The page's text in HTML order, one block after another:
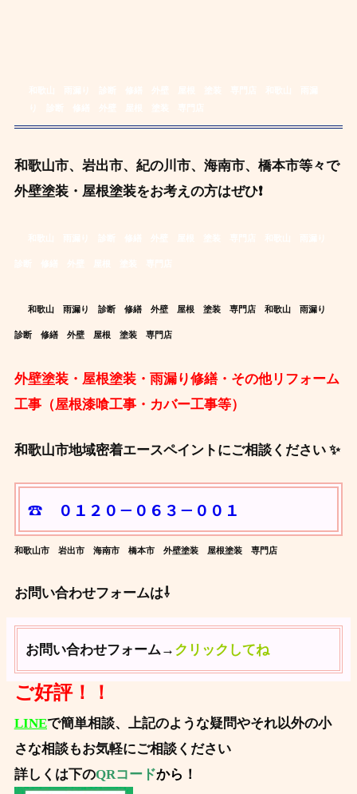
和歌山市、岩出市、紀の川市、海南市、橋本市等々で
外壁塗装・屋根塗装をお考えの方はぜひ❗
和歌山 雨漏り 診断 修繕 外壁 屋根 塗装 専門店 和歌山 雨漏り
診断 修繕 外壁 屋根 塗装 専門店
外壁塗装・屋根塗装・雨漏り修繕・その他リフォーム
工事（屋根漆喰工事・カバー工事等）
和歌山市地域密着エースペイントにご相談ください ✨
☎ ０１２０－０６３－００１
和歌山市 岩出市 海南市 橋本市 外壁塗装 屋根塗装 専門店
お問い合わせフォームは⇩
お問い合わせフォーム→ クリックしてね
ご好評！！
LINEで簡単相談、上記のような疑問やそれ以外の小
さな相談もお気軽にご相談ください
詳しくは下のQRコードから！